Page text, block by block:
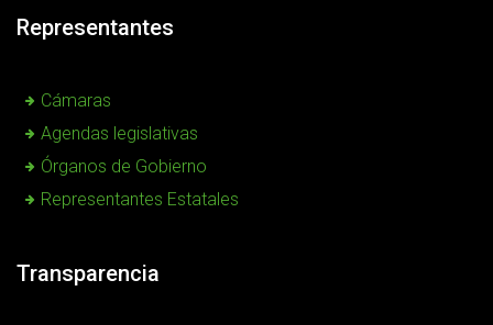
Representantes
Cámaras
Agendas legislativas
Órganos de Gobierno
Representantes Estatales
Transparencia